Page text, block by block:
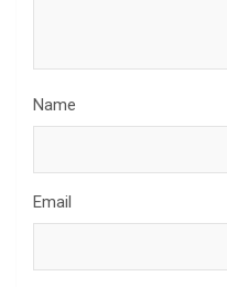
Name
Email